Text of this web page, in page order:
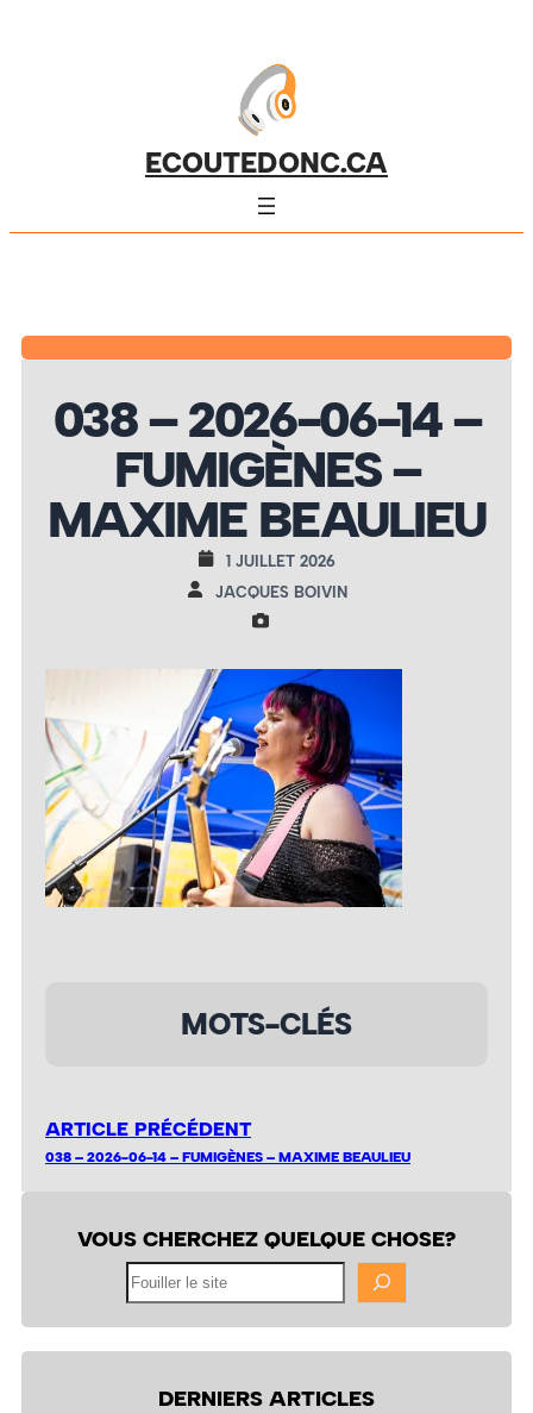
ECOUTEDONC.CA
038 – 2026-06-14 –
FUMIGÈNES –
MAXIME BEAULIEU
1 JUILLET 2026
JACQUES BOIVIN
MOTS-CLÉS
ARTICLE PRÉCÉDENT
038 – 2026-06-14 – FUMIGÈNES – MAXIME BEAULIEU
VOUS CHERCHEZ QUELQUE CHOSE?
DERNIERS ARTICLES